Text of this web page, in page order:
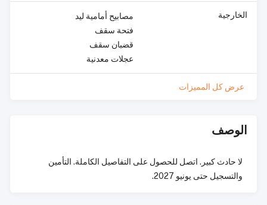
الخارجية
مصابيح أمامية ليد
فتحة سقف
قضبان سقف
عجلات معدنية
عرض كل المميزات
الوصف
لا حادث كبير. اتصل للحصول على التفاصيل الكاملة. التأمين
والتسجيل حتى يونيو 2027.